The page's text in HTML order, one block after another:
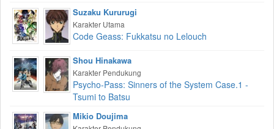
Suzaku Kururugi
Karakter Utama
Code Geass: Fukkatsu no Lelouch
Shou Hinakawa
Karakter Pendukung
Psycho-Pass: Sinners of the System Case.1 -
Tsumi to Batsu
Mikio Doujima